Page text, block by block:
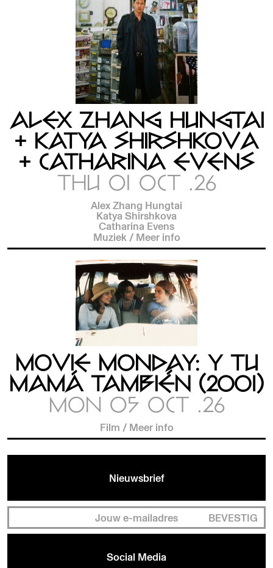
ALEX ZHANG HUNGTAI
+ KATYA SHIRSHKOVA
+ CATHARINA EVENS
THU 01 OCT .26
Alex Zhang Hungtai
Katya Shirshkova
Catharina Evens
Muziek /Meer info
MOVIE MONDAY: Y TU
MAMÁ TAMBIÉN (2001)
MON 05 OCT .26
Film /Meer info
Nieuwsbrief
BEVESTIG
Social Media